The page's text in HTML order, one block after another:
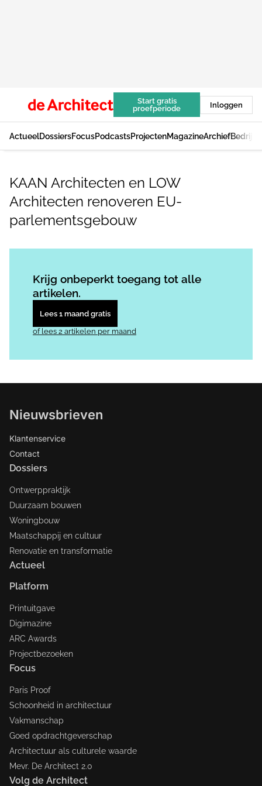
Start gratis
proefperiode
Inloggen
ActueelDossiersFocusPodcastsProjectenMagazineArchief
KAAN Architecten en LOW
Architecten renoveren EU-
parlementsgebouw
Krijg onbeperkt toegang tot alle
artikelen.
Lees 1 maand gratis
of lees 2 artikelen per maand
Nieuwsbrieven
Klantenservice
Contact
Dossiers
Ontwerppraktijk
Duurzaam bouwen
Woningbouw
Maatschappij en cultuur
Renovatie en transformatie
Actueel
Platform
Printuitgave
Digimazine
ARC Awards
Projectbezoeken
Focus
Paris Proof
Schoonheid in architectuur
Vakmanschap
Goed opdrachtgeverschap
Architectuur als culturele waarde
Mevr. De Architect 2.0
Volg de Architect